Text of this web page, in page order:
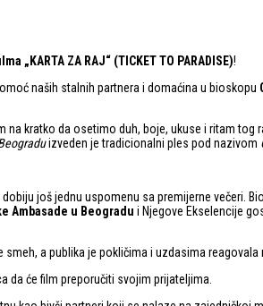
„KARTA ZA RAJ“ (TICKET TO PARADISE)!
naših stalnih partnera i domaćina u bioskopu
na kratko da osetimo duh, boje, ukuse i ritam
izveden je tradicionalni ples pod nazivom
još jednu uspomenu sa premijerne večeri.
Ambasade u Beogradu i Njegove Ekselencije
smeh, a publika je pokličima i uzdasima
da će film preporučiti svojim prijateljima.